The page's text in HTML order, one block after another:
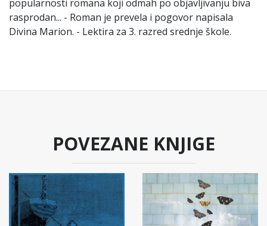
popularnosti romana koji odmah po objavljivanju biva
rasprodan... - Roman je prevela i pogovor napisala
Divina Marion. - Lektira za 3. razred srednje škole.
POVEZANE KNJIGE